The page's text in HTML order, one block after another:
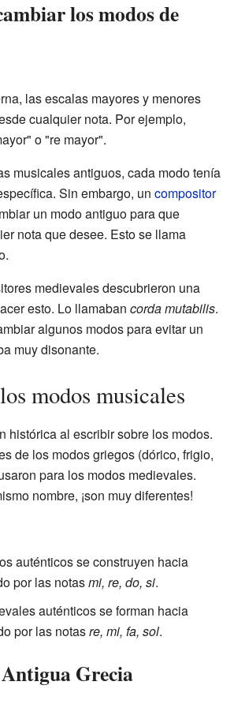
los modos de
las escalas mayores y menores
cualquier nota. Por ejemplo,
o "re mayor".
musicales antiguos, cada modo tenía
Sin embargo, un compositor
un modo antiguo para que
nota que desee. Esto se llama
medievales descubrieron una
esto. Lo llamaban corda mutabilis.
algunos modos para evitar un
muy disonante.
modos musicales
histórica al escribir sobre los modos.
de los modos griegos (dórico, frigio,
para los modos medievales.
nombre, ¡son muy diferentes!
auténticos se construyen hacia
por las notasmi, re, do, si.
auténticos se forman hacia
por las notasre, mi, fa, sol.
Grecia